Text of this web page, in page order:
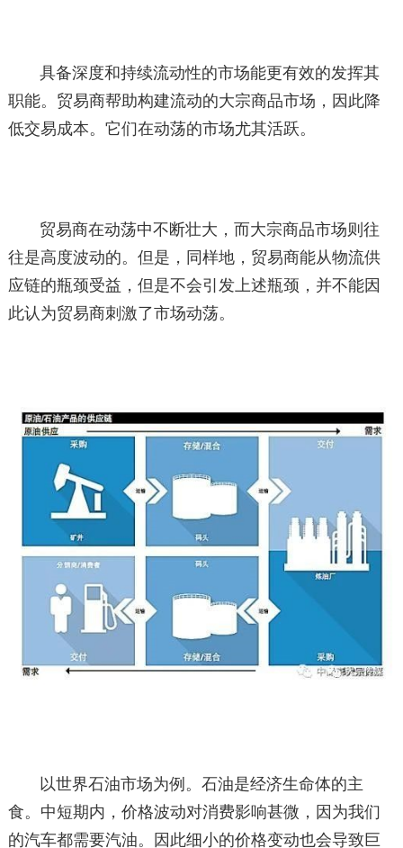
具备深度和持续流动性的市场能更有效的发挥其
职能。贸易商帮助构建流动的大宗商品市场，因此降
低交易成本。它们在动荡的市场尤其活跃。
贸易商在动荡中不断壮大，而大宗商品市场则往
往是高度波动的。但是，同样地，贸易商能从物流供
应链的瓶颈受益，但是不会引发上述瓶颈，并不能因
此认为贸易商刺激了市场动荡。
以世界石油市场为例。石油是经济生命体的主
食。中短期内，价格波动对消费影响甚微，因为我们
的汽车都需要汽油。因此细小的价格变动也会导致巨